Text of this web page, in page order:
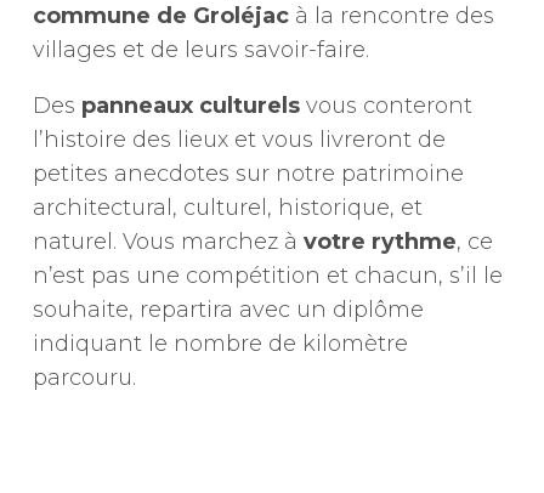
commune de Groléjac à la rencontre des
villages et de leurs savoir-faire.
Des panneaux culturels vous conteront
l’histoire des lieux et vous livreront de
petites anecdotes sur notre patrimoine
architectural, culturel, historique, et
naturel. Vous marchez à votre rythme, ce
n’est pas une compétition et chacun, s’il le
souhaite, repartira avec un diplôme
indiquant le nombre de kilomètre
parcouru.